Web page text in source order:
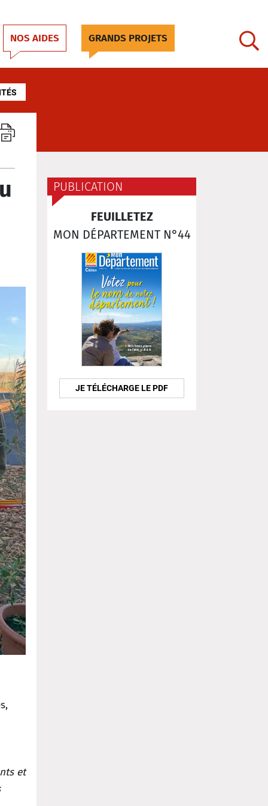
NOS AIDES GRANDS PROJETS
et
PUBLICATION
FEUILLETEZ
MON DÉPARTEMENT N°44
JE TÉLÉCHARGE LE PDF